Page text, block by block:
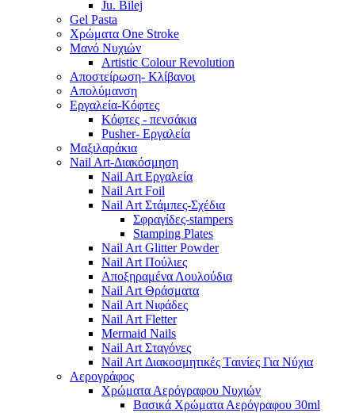
Ju. Bilej
Gel Pasta
Χρώματα One Stroke
Mανό Nυχιών
Artistic Colour Revolution
Αποστείρωση- Κλίβανοι
Απολύμανση
Εργαλεία-Κόφτες
Κόφτες - πενσάκια
Pusher- Εργαλεία
Μαξιλαράκια
Nail Art-Διακόσμηση
Nail Art Εργαλεία
Nail Art Foil
Nail Art Στάμπες-Σχέδια
Σφραγίδες-stampers
Stamping Plates
Nail Art Glitter Powder
Nail Art Πούλιες
Αποξηραμένα Λουλούδια
Nail Art Θράσματα
Nail Art Νιφάδες
Nail Art Fletter
Mermaid Nails
Nail Art Σταγόνες
Nail Art Διακοσμητικές Tαινίες Για Νύχια
Αερογράφος
Χρώματα Αερόγραφου Νυχιών
Βασικά Χρώματα Αερόγραφου 30ml